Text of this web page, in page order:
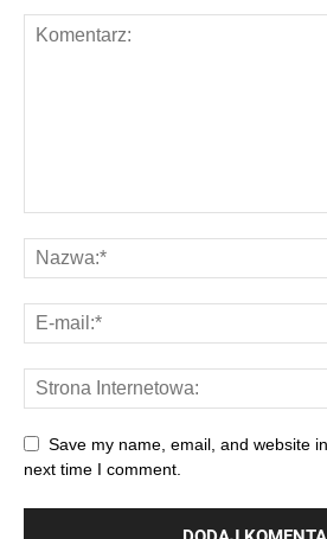
Save my name, email, and website
next time I comment.